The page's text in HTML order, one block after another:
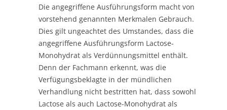
Die angegriffene Ausführungsform macht von
vorstehend genannten Merkmalen Gebrauch.
Dies gilt ungeachtet des Umstandes, dass die
angegriffene Ausführungsform Lactose-
Monohydrat als Verdünnungsmittel enthält.
Denn der Fachmann erkennt, was die
Verfügungsbeklagte in der mündlichen
Verhandlung nicht bestritten hat, dass sowohl
Lactose als auch Lactose-Monohydrat als